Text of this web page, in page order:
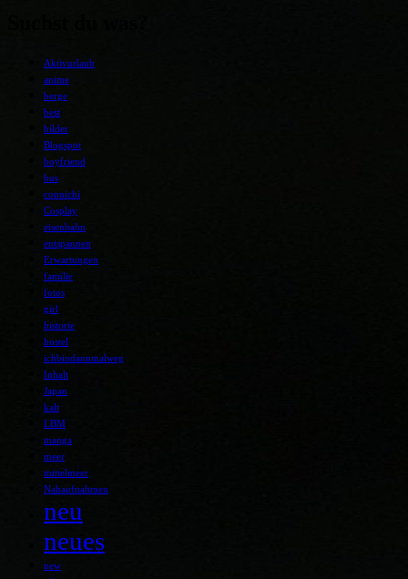
Aktivurlaub
anime
berge
best
bilder
Blogspot
boyfriend
bus
connichi
Cosplay
eisenbahn
entspannen
Erwartungen
familie
fotos
girl
historie
hostel
ichbindannmalweg
Inhalt
Japan
kalt
LBM
manga
meer
mittelmeer
Nahaufnahmen
neu
neues
new